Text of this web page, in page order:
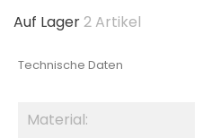
Auf Lager2 Artikel
Technische Daten
Material: